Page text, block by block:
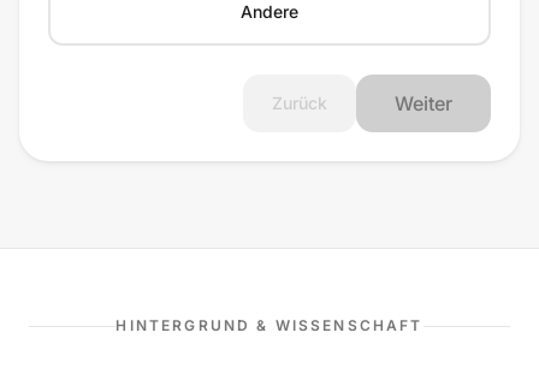
Andere
Zurück Weiter
HINTERGRUND & WISSENSCHAFT